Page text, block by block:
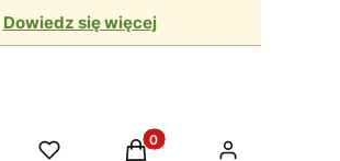
Dowiedz się więcej
Produkty w koszyku: 0.